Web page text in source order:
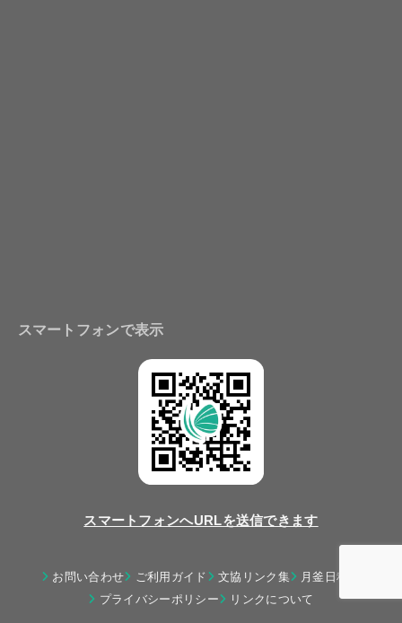
スマートフォンで表示
スマートフォンへURLを送信できます
お問い合わせ ご利用ガイド 文協リンク集
月釜日程表
プライバシーポリシー
リンクについて